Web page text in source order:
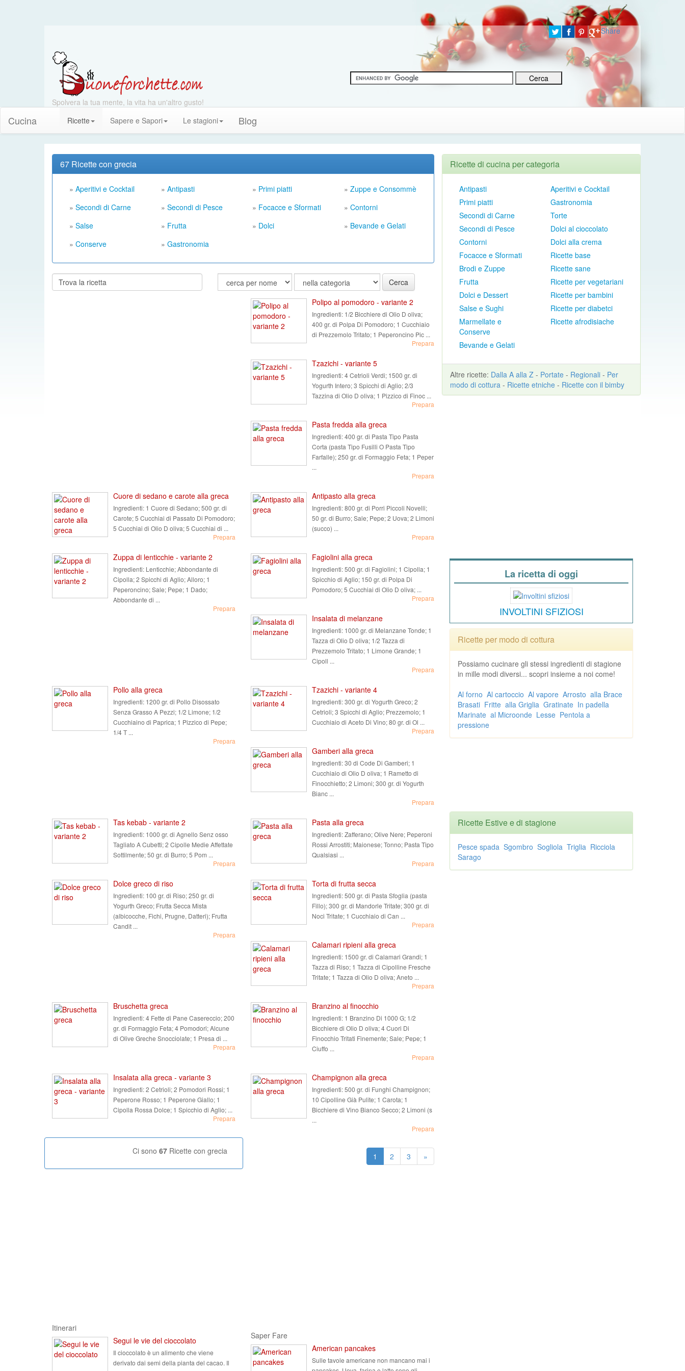
Share
Spolvera la tua mente, la vita ha un'altro gusto!
Cucina Ricette Sapere e Sapori Le stagioni Blog
67 Ricette con grecia
» Aperitivi e Cocktail » Antipasti » Primi piatti » Zuppe e Consommè
» Secondi di Carne » Secondi di Pesce » Focacce e Sformati » Contorni
» Salse » Frutta » Dolci » Bevande e Gelati
» Conserve » Gastronomia
Cerca
Cerca
Polipo al pomodoro - variante 2
Ingredienti: 1/2 Bicchiere di Olio D oliva;
400 gr. di Polpa Di Pomodoro; 1 Cucchiaio
di Prezzemolo Tritato; 1 Peperoncino Pic ...
Prepara
Tzazichi - variante 5
Ingredienti:4 Cetrioli Verdi; 1500 gr. di
Yogurth Intero; 3 Spicchi di Aglio; 2/3
Tazzina di Olio D oliva; 1 Pizzico di Finoc ...
Prepara
Pasta fredda alla greca
Ingredienti:400 gr. di Pasta Tipo Pasta
Corta (pasta Tipo Fusilli O Pasta Tipo
Farfalle); 250 gr. di Formaggio Feta; 1 Peper
...
Prepara
Cuore di sedano e carote alla greca
Ingredienti: 1 Cuore di Sedano; 500 gr. di
Carote; 5 Cucchiai di Passato Di Pomodoro;
5 Cucchiai di Olio D oliva; 5 Cucchiai di ...
Prepara
Antipasto alla greca
Ingredienti:800 gr. di Porri Piccoli Novelli;
50 gr. di Burro; Sale; Pepe; 2 Uova; 2 Limoni
(succo) ...
Prepara
Zuppa di lenticchie - variante 2
Ingredienti: Lenticchie; Abbondante di
Cipolla; 2 Spicchi di Aglio; Alloro; 1
Peperoncino; Sale; Pepe; 1 Dado;
Abbondante di ...
Prepara
Fagiolini alla greca
Ingredienti:500 gr. di Fagiolini; 1 Cipolla; 1
Spicchio di Aglio; 150 gr. di Polpa Di
Pomodoro; 5 Cucchiai di Olio D oliva; ...
Prepara
Insalata di melanzane
Ingredienti: 1000 gr. di Melanzane Tonde; 1
Tazza di Olio D oliva; 1/2 Tazza di
Prezzemolo Tritato; 1 Limone Grande; 1
Cipoll ...
Prepara
Pollo alla greca
Ingredienti: 1200 gr. di Pollo Disossato
Senza Grasso A Pezzi; 1/2 Limone; 1/2
Cucchiaino di Paprica; 1 Pizzico di Pepe;
1/4 T ...
Prepara
Tzazichi - variante 4
Ingredienti:300 gr. di Yogurth Greco; 2
Cetrioli; 3 Spicchi di Aglio; Prezzemolo; 1
Cucchiaio di Aceto Di Vino; 80 gr. di Ol ...
Prepara
Gamberi alla greca
Ingredienti:30 di Code Di Gamberi; 1
Cucchiaio di Olio D oliva; 1 Rametto di
Finocchietto; 2 Limoni; 300 gr. di Yogurth
Bianc ...
Prepara
Tas kebab - variante 2
Ingredienti: 1000 gr. di Agnello Senz osso
Tagliato A Cubetti; 2 Cipolle Medie Affettate
Sottilmente; 50 gr. di Burro; 5 Pom ...
Prepara
Pasta alla greca
Ingredienti:Zafferano; Olive Nere; Peperoni
Rossi Arrostiti; Maionese; Tonno; Pasta Tipo
Qualsiasi ...
Prepara
Dolce greco di riso
Ingredienti: 100 gr. di Riso; 250 gr. di
Yogurth Greco; Frutta Secca Mista
(albicocche, Fichi, Prugne, Datteri); Frutta
Candit ...
Prepara
Torta di frutta secca
Ingredienti:500 gr. di Pasta Sfoglia (pasta
Fillo); 300 gr. di Mandorle Tritate; 300 gr. di
Noci Tritate; 1 Cucchiaio di Can ...
Prepara
Calamari ripieni alla greca
Ingredienti: 1500 gr. di Calamari Grandi; 1
Tazza di Riso; 1 Tazza di Cipolline Fresche
Tritate; 1 Tazza di Olio D oliva; Aneto ...
Prepara
Bruschetta greca
Ingredienti:4 Fette di Pane Casereccio; 200
gr. di Formaggio Feta; 4 Pomodori; Alcune
di Olive Greche Snocciolate; 1 Presa di ...
Prepara
Branzino al finocchio
Ingredienti: 1 Branzino Di 1000 G; 1/2
Bicchiere di Olio D oliva; 4 Cuori Di
Finocchio Tritati Finemente; Sale; Pepe; 1
Ciuffo ...
Prepara
Insalata alla greca - variante 3
Ingredienti:2 Cetrioli; 2 Pomodori Rossi; 1
Peperone Rosso; 1 Peperone Giallo; 1
Cipolla Rossa Dolce; 1 Spicchio di Aglio; ...
Prepara
Champignon alla greca
Ingredienti:500 gr. di Funghi Champignon;
10 Cipolline Già Pulite; 1 Carota; 1
Bicchiere di Vino Bianco Secco; 2 Limoni (s
...
Prepara
Ci sono 67 Ricette con grecia
1 2 3 »
Itinerari
Segui le vie del cioccolato
Il cioccolato è un alimento che viene
derivato dai semi della pianta del cacao. Il
Saper Fare
American pancakes
Sulle tavole americane non mancano mai i
Ricette di cucina per categoria
Antipasti
Primi piatti
Secondi di Carne
Secondi di Pesce
Contorni
Focacce e Sformati
Brodi e Zuppe
Frutta
Dolci e Dessert
Salse e Sughi
Marmellate e
Conserve
Bevande e Gelati
Aperitivi e Cocktail
Gastronomia
Torte
Dolci al cioccolato
Dolci alla crema
Ricette base
Ricette sane
Ricette per vegetariani
Ricette per bambini
Ricette per diabetci
Ricette afrodisiache
Altre ricette: Dalla A alla Z - Portate - Regionali - Per
modo di cottura - Ricette etniche - Ricette con il bimby
La ricetta di oggi
INVOLTINI SFIZIOSI
Ricette per modo di cottura
Possiamo cucinare gli stessi ingredienti di stagione
in mille modi diversi... scopri insieme a noi come!
Al forno Al cartoccio Al vapore Arrosto alla Brace
Brasati Fritte alla Griglia Gratinate In padella
Marinate al Microonde Lesse Pentola a
pressione
Ricette Estive e di stagione
Pesce spada Sgombro Sogliola Triglia Ricciola
Sarago